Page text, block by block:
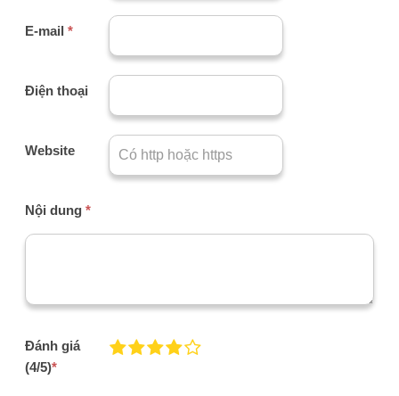
E-mail *
Điện thoại
Website
Nội dung *
Đánh giá
(4/5)*